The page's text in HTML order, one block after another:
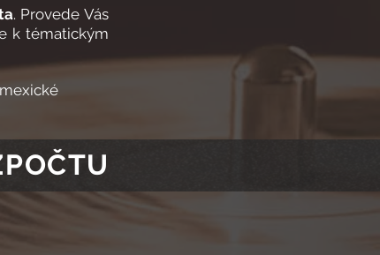
. Provede Vás
k tématickým